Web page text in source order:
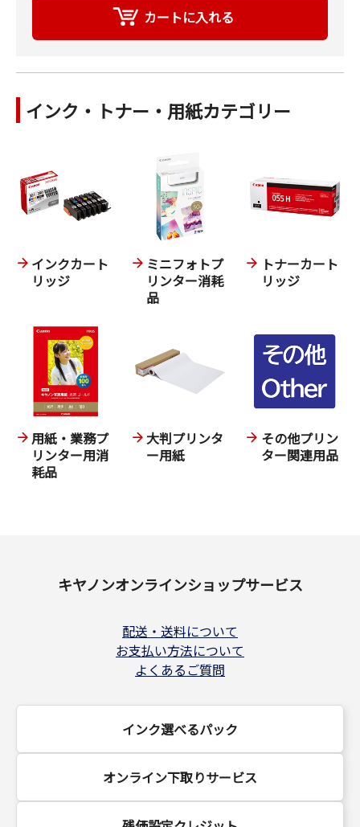
インク・トナー・用紙カテゴリー
インクカート
リッジ
ミニフォトプ
リンター消耗
品
トナーカート
リッジ
用紙・業務プ
リンター用消
耗品
大判プリンタ
ー用紙
その他プリン
ター関連用品
キヤノンオンラインショップサービス
配送・送料について
お支払い方法について
よくあるご質問
インク選べるパック
オンライン下取りサービス